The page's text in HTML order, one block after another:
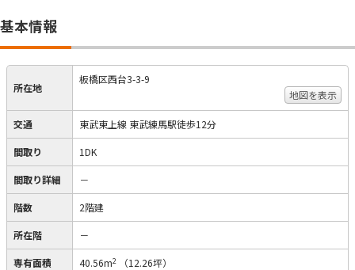
基本情報
所在地
板橋区西台3-3-9
地図を表示
交通 東武東上線 東武練馬駅徒歩12分
間取り 1DK
間取り詳細 －
階数 2階建
所在階 －
専有面積 40.56m2 （12.26坪）